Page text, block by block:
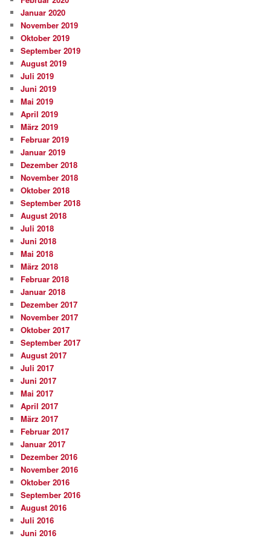
Januar 2020
November 2019
Oktober 2019
September 2019
August 2019
Juli 2019
Juni 2019
Mai 2019
April 2019
März 2019
Februar 2019
Januar 2019
Dezember 2018
November 2018
Oktober 2018
September 2018
August 2018
Juli 2018
Juni 2018
Mai 2018
März 2018
Februar 2018
Januar 2018
Dezember 2017
November 2017
Oktober 2017
September 2017
August 2017
Juli 2017
Juni 2017
Mai 2017
April 2017
März 2017
Februar 2017
Januar 2017
Dezember 2016
November 2016
Oktober 2016
September 2016
August 2016
Juli 2016
Juni 2016